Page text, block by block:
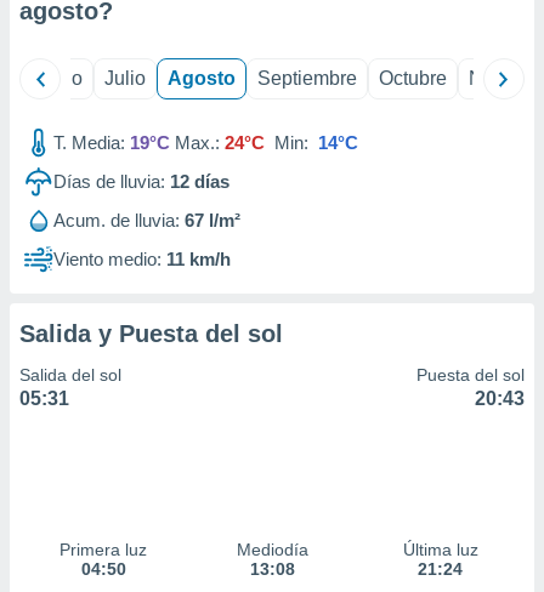
1199
agosto?
Junio Julio Agosto Septiembre Octubre
T. Media: 19°C Max.: 24°C Min: 14°C
Días de lluvia: 12 días
Acum. de lluvia: 67 l/m²
Viento medio: 11 km/h
Salida y Puesta del sol
Salida del sol
05:31
Puesta del sol
20:43
Primera luz
04:50
Mediodía
13:08
Última luz
21:24